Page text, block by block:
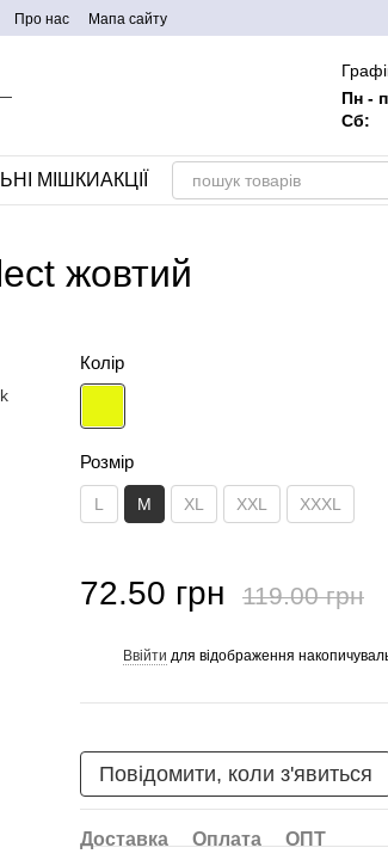
Про нас Мапа сайту
Пн -
Сб:
МІШКИАКЦІЇ
жовтий
Колір
Розмір
L M XL XXL XXXL
72.50 грн 119.00 грн
Ввійти для відображення
Повідомити, коли з'явиться
Доставка Оплата
ОПТ